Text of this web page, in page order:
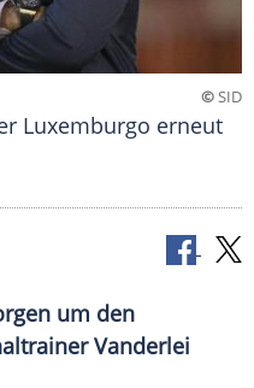
©SID
Luxemburgo erneut
um den
Vanderlei